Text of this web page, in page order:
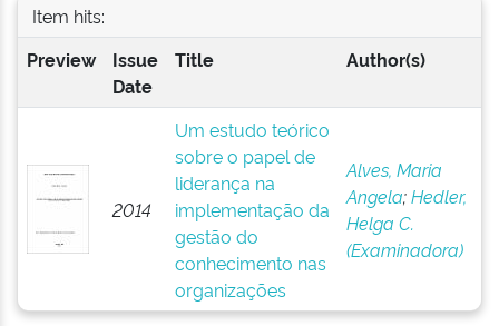
Item hits:
Preview
Issue
Date
Title Author(s)
2014
Um estudo teórico
sobre o papel de
liderança na
implementação da
gestão do
conhecimento nas
organizações
Alves, Maria
Angela;Hedler,
Helga C.
(Examinadora)